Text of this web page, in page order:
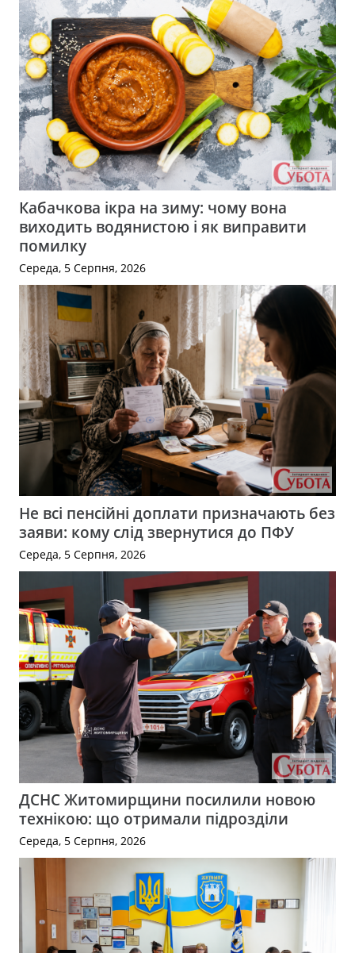
Кабачкова ікра на зиму: чому вона
виходить водянистою і як виправити
помилку
Середа, 5 Серпня, 2026
Не всі пенсійні доплати призначають без
заяви: кому слід звернутися до ПФУ
Середа, 5 Серпня, 2026
ДСНС Житомирщини посилили новою
технікою: що отримали підрозділи
Середа, 5 Серпня, 2026